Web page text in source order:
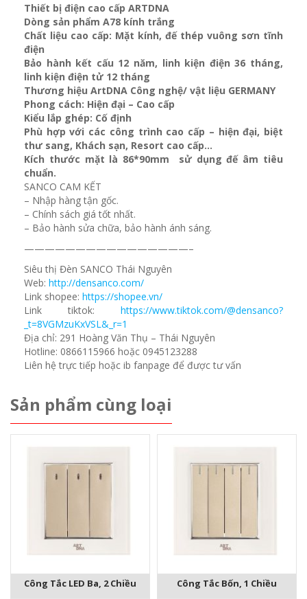
Thiết bị điện cao cấp ARTDNA
Dòng sản phẩm A78 kính trắng
Chất liệu cao cấp: Mặt kính, đế thép vuông sơn tĩnh
điện
Bảo hành kết cấu 12 năm, linh kiện điện 36 tháng,
linh kiện điện tử 12 tháng
Thương hiệu ArtDNA Công nghệ/ vật liệu GERMANY
Phong cách: Hiện đại – Cao cấp
Kiểu lắp ghép: Cố định
Phù hợp với các công trình cao cấp – hiện đại, biệt
thư sang, Khách sạn, Resort cao cấp…
Kích thước mặt là 86*90mm sử dụng đế âm tiêu
chuẩn.
SANCO CAM KẾT
– Nhập hàng tận gốc.
– Chính sách giá tốt nhất.
– Bảo hành sửa chữa, bảo hành ánh sáng.
————————————————–
Siêu thị Đèn SANCO Thái Nguyên
Web: http://densanco.com/
Link shopee: https://shopee.vn/
Link tiktok: https://www.tiktok.com/@densanco?
_t=8VGMzuKxVSL&_r=1
Địa chỉ: 291 Hoàng Văn Thụ – Thái Nguyên
Hotline: 0866115966 hoặc 0945123288
Liên hệ trực tiếp hoặc ib fanpage để được tư vấn
Sản phẩm cùng loại
Công Tắc LED Ba, 2 Chiều Công Tắc Bốn, 1 Chiều